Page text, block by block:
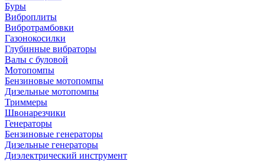
Буры
Виброплиты
Вибротрамбовки
Газонокосилки
Глубинные вибраторы
Валы с буловой
Мотопомпы
Бензиновые мотопомпы
Дизельные мотопомпы
Триммеры
Швонарезчики
Генераторы
Бензиновые генераторы
Дизельные генераторы
Диэлектрический инструмент